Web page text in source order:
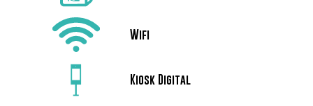
Wifi
Kiosk Digital